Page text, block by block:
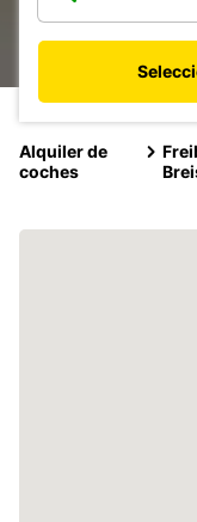
Alquiler de
coches